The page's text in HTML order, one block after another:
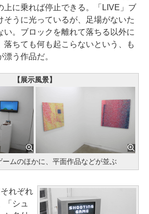
上に乗れば停止できる。「LIVE」ブ
そうに光っているが、足場がないた
い。ブロックを離れて落ちる以外に
落ちても何も起こらないという、も
う作品だ。
【展示風景】
ムのほかに、平面作品などが並ぶ
れぞれ
「シュ